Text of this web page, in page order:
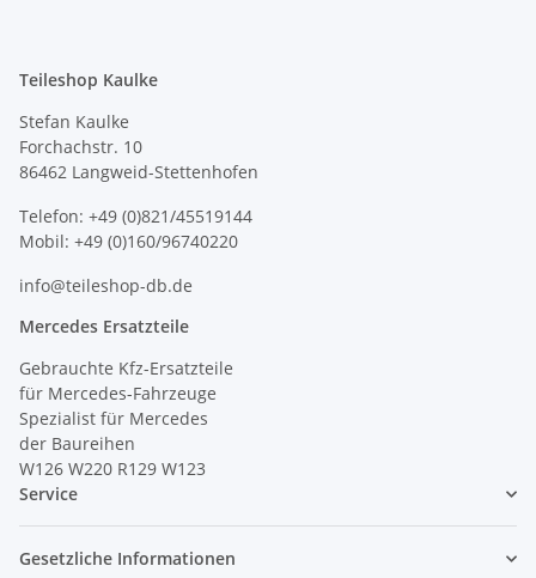
Teileshop Kaulke
Stefan Kaulke
Forchachstr. 10
86462 Langweid-Stettenhofen
Telefon: +49 (0)821/45519144
Mobil: +49 (0)160/96740220
info@teileshop-db.de
Mercedes Ersatzteile
Gebrauchte Kfz-Ersatzteile
für Mercedes-Fahrzeuge
Spezialist für Mercedes
der Baureihen
W126 W220 R129 W123
Service
Gesetzliche Informationen